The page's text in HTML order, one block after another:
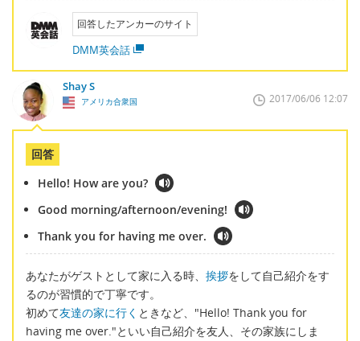
回答したアンカーのサイト
DMM英会話
Shay S
アメリカ合衆国 2017/06/06 12:07
回答
Hello! How are you?
Good morning/afternoon/evening!
Thank you for having me over.
あなたがゲストとして家に入る時、 挨拶をして自己紹介をす
るのが習慣的で丁寧です。
初めて友達の家に行く ときなど、"Hello! Thank you for
having me over."といい自己紹介を友人、その家族にしま